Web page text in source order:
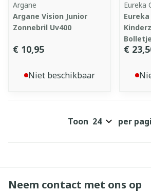
Argane
Argane Vision Junior
Zonnebril Uv400
€ 10,95
Niet beschikbaar
Eureka
Eureka
€
Toon per
Neem contact met ons op